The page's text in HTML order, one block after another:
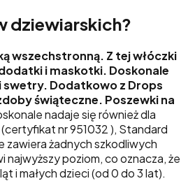
dziewiarskich?
wszechstronną. Z tej włóczki
i maskotki. Doskonale
swetry. Dodatkowo z Drops
świąteczne. Poszewki na
nadaje się również dla
(certyfikat nr 951032 ), Standard
zawiera żadnych szkodliwych
najwyższy poziom, co oznacza, że
i małych dzieci (od 0 do 3 lat).